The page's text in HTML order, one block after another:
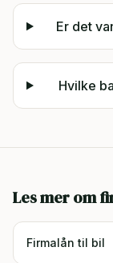
Er det
Hvilke
Les mer om
Firmalån til bil